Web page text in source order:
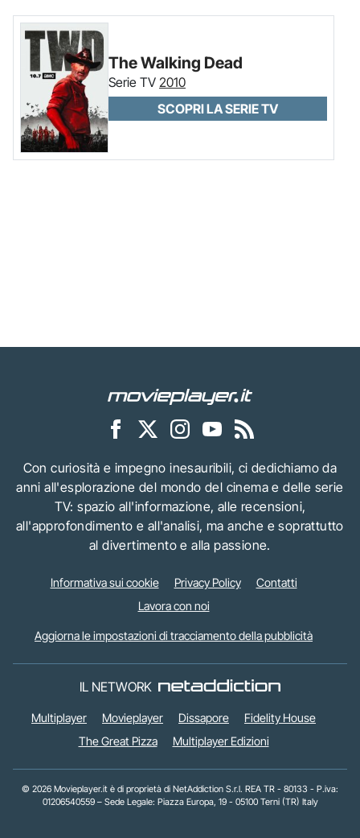
The Walking Dead
Serie TV 2010
SCOPRI LA SERIE TV
Con curiosità e impegno inesauribili, ci dedichiamo da
anni all'esplorazione del mondo del cinema e delle serie
TV: spazio all'informazione, alle recensioni,
all'approfondimento e all'analisi, ma anche e soprattutto
al divertimento e alla passione.
Informativa sui cookie Privacy Policy
Contatti
Lavora con noi
Aggiorna le impostazioni di tracciamento della pubblicità
IL NETWORK
Multiplayer Movieplayer Dissapore
Fidelity House
The Great Pizza
Multiplayer Edizioni
© 2026 Movieplayer.it è di proprietà di NetAddiction S.r.l. REA TR - 80133 - P.iva:
01206540559 – Sede Legale: Piazza Europa, 19 - 05100 Terni (TR) Italy